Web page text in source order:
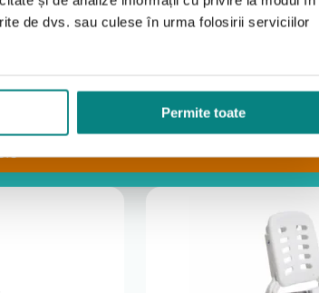
de dvs. sau culese în urma folosirii serviciilor
Permite toate
pentru finanțare CAS pentru
tot ce ar putea avea nevoie.
de poziționare.